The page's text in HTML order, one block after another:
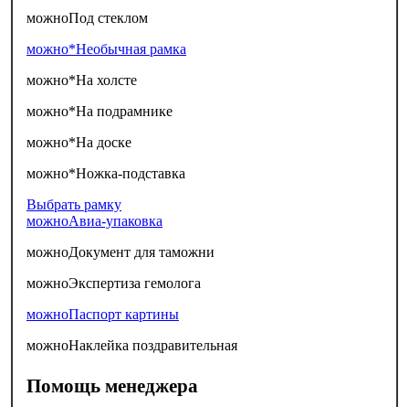
можноПод стеклом
можно*Необычная рамка
можно*На холсте
можно*На подрамнике
можно*На доске
можно*Ножка-подставка
Выбрать рамку
можноАвиа-упаковка
можноДокумент для таможни
можноЭкспертиза гемолога
можноПаспорт картины
можноНаклейка поздравительная
Помощь менеджера